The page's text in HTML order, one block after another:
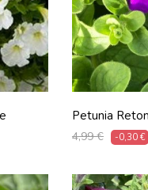
Petunia
Prix
4,99 € -0,30 €